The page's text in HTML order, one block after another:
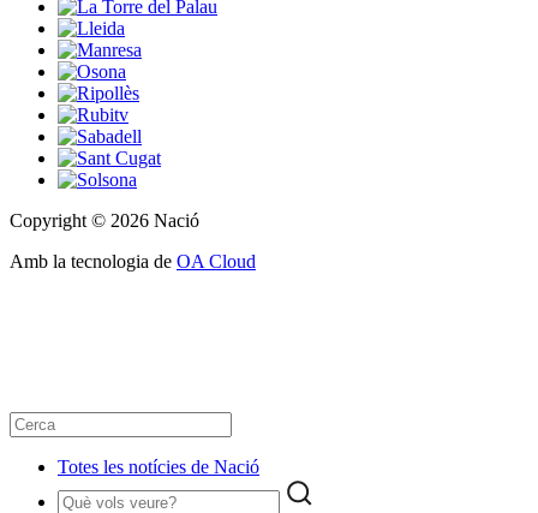
Copyright © 2026 Nació
Amb la tecnologia de OA Cloud
Totes les notícies de Nació